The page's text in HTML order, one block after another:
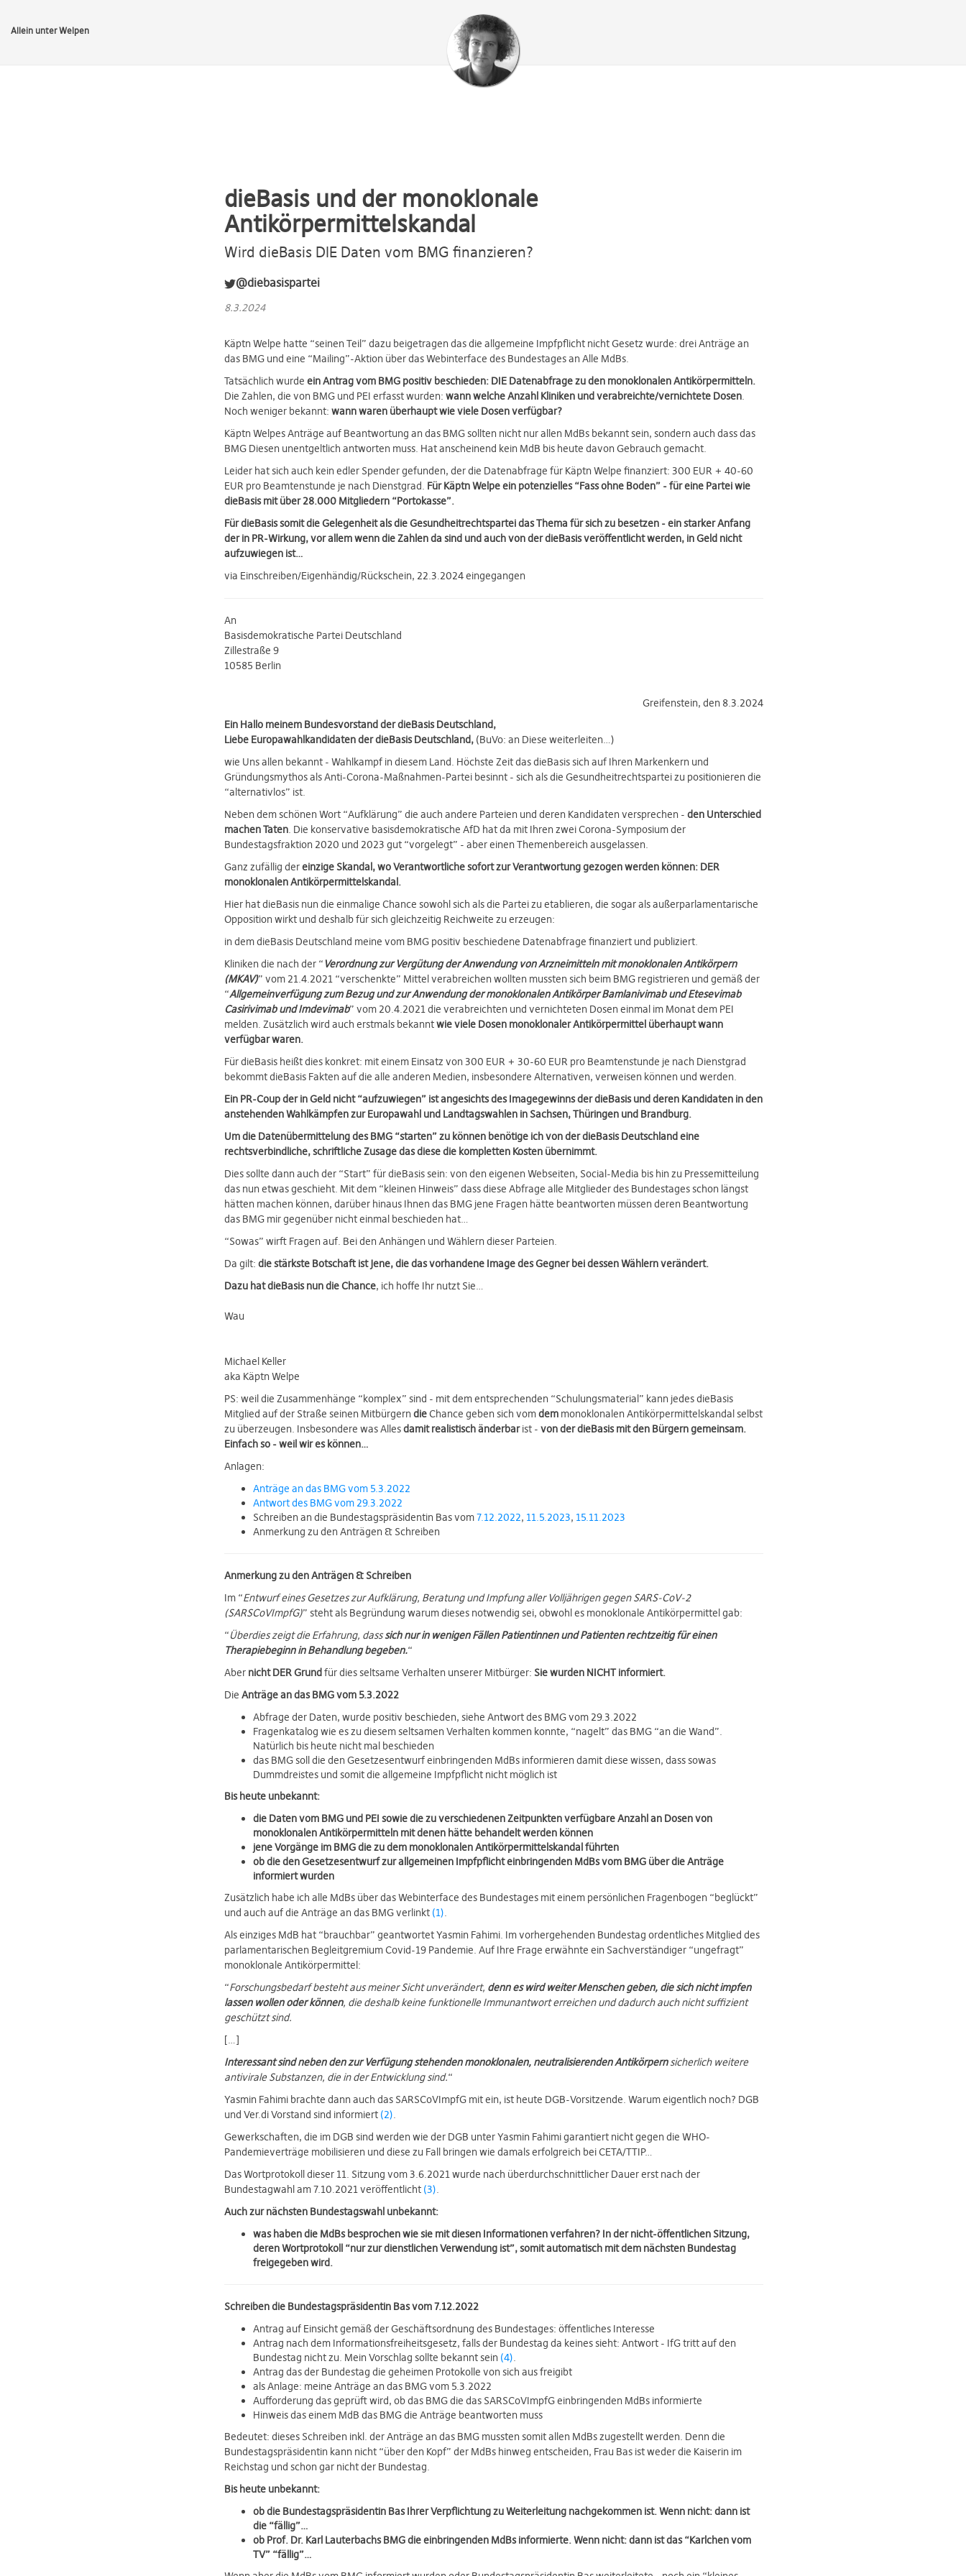
Allein unter Welpen
dieBasis und der monoklonale
Antikörpermittelskandal
Wird dieBasis DIE Daten vom BMG finanzieren?
@diebasispartei
8.3.2024
Käptn Welpe hatte “seinen Teil” dazu beigetragen das die allgemeine Impfpflicht nicht Gesetz wurde: drei Anträge an
das BMG und eine “Mailing”-Aktion über das Webinterface des Bundestages an Alle MdBs.
Tatsächlich wurde ein Antrag vom BMG positiv beschieden: DIE Datenabfrage zu den monoklonalen Antikörpermitteln.
Die Zahlen, die von BMG und PEI erfasst wurden: wann welche Anzahl Kliniken und verabreichte/vernichtete Dosen.
Noch weniger bekannt: wann waren überhaupt wie viele Dosen verfügbar?
Käptn Welpes Anträge auf Beantwortung an das BMG sollten nicht nur allen MdBs bekannt sein, sondern auch dass das
BMG Diesen unentgeltlich antworten muss. Hat anscheinend kein MdB bis heute davon Gebrauch gemacht.
Leider hat sich auch kein edler Spender gefunden, der die Datenabfrage für Käptn Welpe finanziert: 300 EUR + 40-60
EUR pro Beamtenstunde je nach Dienstgrad. Für Käptn Welpe ein potenzielles “Fass ohne Boden” - für eine Partei wie
dieBasis mit über 28.000 Mitgliedern “Portokasse”.
Für dieBasis somit die Gelegenheit als die Gesundheitrechtspartei das Thema für sich zu besetzen - ein starker Anfang
der in PR-Wirkung, vor allem wenn die Zahlen da sind und auch von der dieBasis veröffentlicht werden, in Geld nicht
aufzuwiegen ist…
via Einschreiben/Eigenhändig/Rückschein, 22.3.2024 eingegangen
An
Basisdemokratische Partei Deutschland
Zillestraße 9
10585 Berlin
Greifenstein, den 8.3.2024
Ein Hallo meinem Bundesvorstand der dieBasis Deutschland,
Liebe Europawahlkandidaten der dieBasis Deutschland, (BuVo: an Diese weiterleiten…)
wie Uns allen bekannt - Wahlkampf in diesem Land. Höchste Zeit das dieBasis sich auf Ihren Markenkern und
Gründungsmythos als Anti-Corona-Maßnahmen-Partei besinnt - sich als die Gesundheitrechtspartei zu positionieren die
“alternativlos” ist.
Neben dem schönen Wort “Aufklärung” die auch andere Parteien und deren Kandidaten versprechen - den Unterschied
machen Taten. Die konservative basisdemokratische AfD hat da mit Ihren zwei Corona-Symposium der
Bundestagsfraktion 2020 und 2023 gut “vorgelegt” - aber einen Themenbereich ausgelassen.
Ganz zufällig dereinzige Skandal, wo Verantwortliche sofort zur Verantwortung gezogen werden können: DER
monoklonalen Antikörpermittelskandal.
Hier hat dieBasis nun die einmalige Chance sowohl sich als die Partei zu etablieren, die sogar als außerparlamentarische
Opposition wirkt und deshalb für sich gleichzeitig Reichweite zu erzeugen:
in dem dieBasis Deutschland meine vom BMG positiv beschiedene Datenabfrage finanziert und publiziert.
Kliniken die nach der “ Verordnung zur Vergütung der Anwendung von Arzneimitteln mit monoklonalen Antikörpern
(MKAV)” vom 21.4.2021 “verschenkte” Mittel verabreichen wollten mussten sich beim BMG registrieren und gemäß der
“Allgemeinverfügung zum Bezug und zur Anwendung der monoklonalen Antikörper Bamlanivimab und Etesevimab
Casirivimab und Imdevimab” vom 20.4.2021 die verabreichten und vernichteten Dosen einmal im Monat dem PEI
melden. Zusätzlich wird auch erstmals bekanntwie viele Dosen monoklonaler Antikörpermittel überhaupt wann
verfügbar waren.
Für dieBasis heißt dies konkret: mit einem Einsatz von 300 EUR + 30-60 EUR pro Beamtenstunde je nach Dienstgrad
bekommt dieBasis Fakten auf die alle anderen Medien, insbesondere Alternativen, verweisen können und werden.
Ein PR-Coup der in Geld nicht “aufzuwiegen” ist angesichts des Imagegewinns der dieBasis und deren Kandidaten in den
anstehenden Wahlkämpfen zur Europawahl und Landtagswahlen in Sachsen, Thüringen und Brandburg.
Um die Datenübermittelung des BMG “starten” zu können benötige ich von der dieBasis Deutschland eine
rechtsverbindliche, schriftliche Zusage das diese die kompletten Kosten übernimmt.
Dies sollte dann auch der “Start” für dieBasis sein: von den eigenen Webseiten, Social-Media bis hin zu Pressemitteilung
das nun etwas geschieht. Mit dem “kleinen Hinweis” dass diese Abfrage alle Mitglieder des Bundestages schon längst
hätten machen können, darüber hinaus Ihnen das BMG jene Fragen hätte beantworten müssen deren Beantwortung
das BMG mir gegenüber nicht einmal beschieden hat…
“Sowas” wirft Fragen auf. Bei den Anhängen und Wählern dieser Parteien.
Da gilt: die stärkste Botschaft ist Jene, die das vorhandene Image des Gegner bei dessen Wählern verändert.
Dazu hat dieBasis nun die Chance, ich hoffe Ihr nutzt Sie…
Wau
Michael Keller
aka Käptn Welpe
PS: weil die Zusammenhänge “komplex” sind - mit dem entsprechenden “Schulungsmaterial” kann jedes dieBasis
Mitglied auf der Straße seinen Mitbürgern dieChance geben sich vomdem monoklonalen Antikörpermittelskandal selbst
zu überzeugen. Insbesondere was Allesdamit realistisch änderbarist - von der dieBasis mit den Bürgern gemeinsam.
Einfach so - weil wir es können…
Anlagen:
Anträge an das BMG vom 5.3.2022
Antwort des BMG vom 29.3.2022
Schreiben an die Bundestagspräsidentin Bas vom7.12.2022, 11.5.2023, 15.11.2023
Anmerkung zu den Anträgen & Schreiben
Anmerkung zu den Anträgen & Schreiben
Im “Entwurf eines Gesetzes zur Aufklärung, Beratung und Impfung aller Volljährigen gegen SARS-CoV-2
(SARSCoVImpfG)” steht als Begründung warum dieses notwendig sei, obwohl es monoklonale Antikörpermittel gab:
“Überdies zeigt die Erfahrung, dasssich nur in wenigen Fällen Patientinnen und Patienten rechtzeitig für einen
Therapiebeginn in Behandlung begeben.“
Aber nicht DER Grundfür dies seltsame Verhalten unserer Mitbürger: Sie wurden NICHT informiert.
Die Anträge an das BMG vom 5.3.2022
Abfrage der Daten, wurde positiv beschieden, siehe Antwort des BMG vom 29.3.2022
Fragenkatalog wie es zu diesem seltsamen Verhalten kommen konnte, “nagelt” das BMG “an die Wand”.
Natürlich bis heute nicht mal beschieden
das BMG soll die den Gesetzesentwurf einbringenden MdBs informieren damit diese wissen, dass sowas
Dummdreistes und somit die allgemeine Impfpflicht nicht möglich ist
Bis heute unbekannt:
die Daten vom BMG und PEI sowie die zu verschiedenen Zeitpunkten verfügbare Anzahl an Dosen von
monoklonalen Antikörpermitteln mit denen hätte behandelt werden können
jene Vorgänge im BMG die zu dem monoklonalen Antikörpermittelskandal führten
ob die den Gesetzesentwurf zur allgemeinen Impfpflicht einbringenden MdBs vom BMG über die Anträge
informiert wurden
Zusätzlich habe ich alle MdBs über das Webinterface des Bundestages mit einem persönlichen Fragenbogen “beglückt”
und auch auf die Anträge an das BMG verlinkt (1).
Als einziges MdB hat “brauchbar” geantwortet Yasmin Fahimi. Im vorhergehenden Bundestag ordentliches Mitglied des
parlamentarischen Begleitgremium Covid-19 Pandemie. Auf Ihre Frage erwähnte ein Sachverständiger “ungefragt”
monoklonale Antikörpermittel:
“Forschungsbedarf besteht aus meiner Sicht unverändert, denn es wird weiter Menschen geben, die sich nicht impfen
lassen wollen oder können, die deshalb keine funktionelle Immunantwort erreichen und dadurch auch nicht suffizient
geschützt sind.
[…]
Interessant sind neben den zur Verfügung stehenden monoklonalen, neutralisierenden Antikörpernsicherlich weitere
antivirale Substanzen, die in der Entwicklung sind.“
Yasmin Fahimi brachte dann auch das SARSCoVImpfG mit ein, ist heute DGB-Vorsitzende. Warum eigentlich noch? DGB
und Ver.di Vorstand sind informiert (2).
Gewerkschaften, die im DGB sind werden wie der DGB unter Yasmin Fahimi garantiert nicht gegen die WHO-
Pandemieverträge mobilisieren und diese zu Fall bringen wie damals erfolgreich bei CETA/TTIP…
Das Wortprotokoll dieser 11. Sitzung vom 3.6.2021 wurde nach überdurchschnittlicher Dauer erst nach der
Bundestagwahl am 7.10.2021 veröffentlicht (3).
Auch zur nächsten Bundestagswahl unbekannt:
was haben die MdBs besprochen wie sie mit diesen Informationen verfahren? In der nicht-öffentlichen Sitzung,
deren Wortprotokoll “nur zur dienstlichen Verwendung ist”, somit automatisch mit dem nächsten Bundestag
freigegeben wird.
Schreiben die Bundestagspräsidentin Bas vom 7.12.2022
Antrag auf Einsicht gemäß der Geschäftsordnung des Bundestages: öffentliches Interesse
Antrag nach dem Informationsfreiheitsgesetz, falls der Bundestag da keines sieht: Antwort - IfG tritt auf den
Bundestag nicht zu. Mein Vorschlag sollte bekannt sein (4).
Antrag das der Bundestag die geheimen Protokolle von sich aus freigibt
als Anlage: meine Anträge an das BMG vom 5.3.2022
Aufforderung das geprüft wird, ob das BMG die das SARSCoVImpfG einbringenden MdBs informierte
Hinweis das einem MdB das BMG die Anträge beantworten muss
Bedeutet: dieses Schreiben inkl. der Anträge an das BMG mussten somit allen MdBs zugestellt werden. Denn die
Bundestagspräsidentin kann nicht “über den Kopf” der MdBs hinweg entscheiden, Frau Bas ist weder die Kaiserin im
Reichstag und schon gar nicht der Bundestag.
Bis heute unbekannt:
ob die Bundestagspräsidentin Bas Ihrer Verpflichtung zu Weiterleitung nachgekommen ist. Wenn nicht: dann ist
die “fällig”…
ob Prof. Dr. Karl Lauterbachs BMG die einbringenden MdBs informierte. Wenn nicht: dann ist das “Karlchen vom
TV” “fällig”…